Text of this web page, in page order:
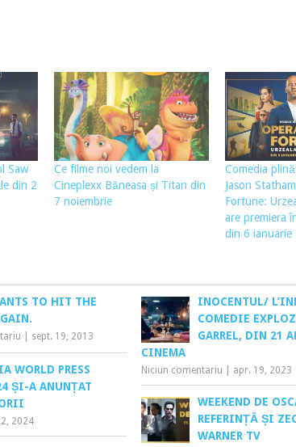
Saw
din 2
Ce filme noi vedem la
Cineplexx Băneasa și Titan din
7 noiembrie
Comedia
Jason
Fortune:
are premiera
din 6 ianuarie
TO HIT THE
sept. 19, 2013
INOCENTUL/
COMEDIE
GARREL, DIN 21
CINEMA
Niciun comentariu apr. 19, 2023
WORLD PRESS
ȘI-A ANUNȚAT
2024
WEEKEND DE
REFERINȚĂ ȘI
WARNER TV